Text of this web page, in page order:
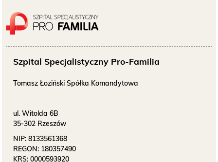
Szpital Specjalistyczny Pro-Familia
Tomasz Łoziński Spółka Komandytowa
ul. Witolda 6B
35-302 Rzeszów
NIP: 8133561368
REGON: 180357490
KRS: 0000593920